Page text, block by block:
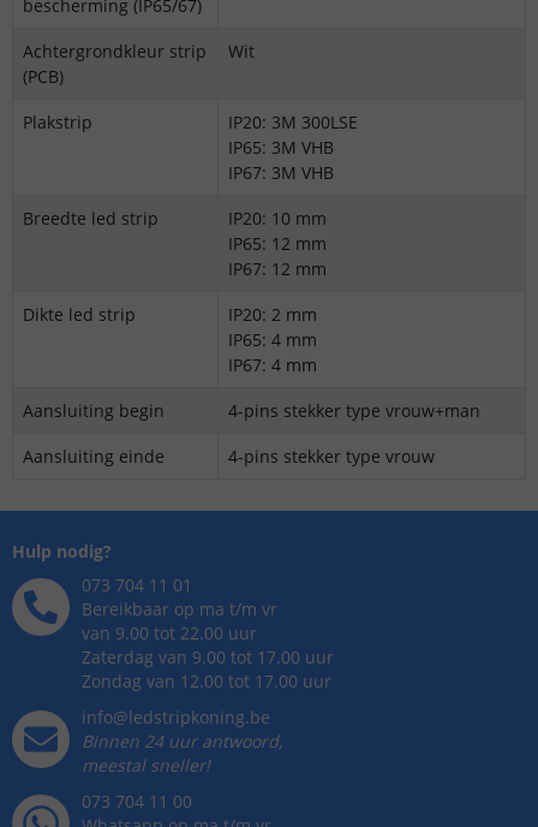
bescherming (IP65/67)
Achtergrondkleur strip
(PCB)
Wit
Plakstrip
IP20: 3M 300LSE
IP65: 3M VHB
IP67: 3M VHB
Breedte led strip
IP20: 10 mm
IP65: 12 mm
IP67: 12 mm
Dikte led strip
IP20: 2 mm
IP65: 4 mm
IP67: 4 mm
Aansluiting begin
4-pins stekker type vrouw+man
Aansluiting einde
4-pins stekker type vrouw
Hulp nodig?
073 704 11 01
Bereikbaar op ma t/m vr
van 9.00 tot 22.00 uur
Zaterdag van 9.00 tot 17.00 uur
Zondag van 12.00 tot 17.00 uur
info@ledstripkoning.be
Binnen 24 uur antwoord,
meestal sneller!
073 704 11 00